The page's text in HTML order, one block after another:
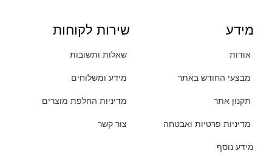
מידע
אודות
מבצעי החודש באתר
תקנון אתר
מדיניות פרטיות ואבטחה
מידע נוסף
שירות לקוחות
שאלות ותשובות
מידע ומשלוחים
מדיניות החלפת מוצרים
צור קשר